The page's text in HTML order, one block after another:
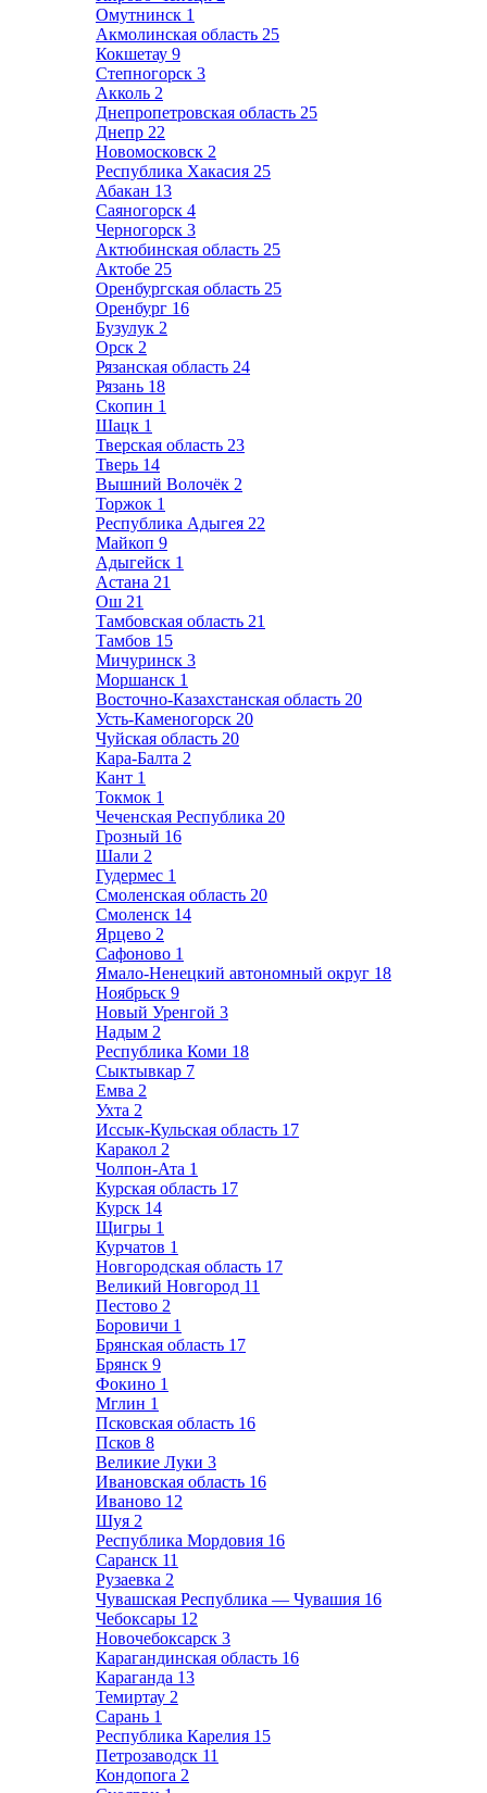
Омутнинск 1
Акмолинская область 25
Кокшетау 9
Степногорск 3
Акколь 2
Днепропетровская область 25
Днепр 22
Новомосковск 2
Республика Хакасия 25
Абакан 13
Саяногорск 4
Черногорск 3
Актюбинская область 25
Актобе 25
Оренбургская область 25
Оренбург 16
Бузулук 2
Орск 2
Рязанская область 24
Рязань 18
Скопин 1
Шацк 1
Тверская область 23
Тверь 14
Вышний Волочёк 2
Торжок 1
Республика Адыгея 22
Майкоп 9
Адыгейск 1
Астана 21
Ош 21
Тамбовская область 21
Тамбов 15
Мичуринск 3
Моршанск 1
Восточно-Казахстанская область 20
Усть-Каменогорск 20
Чуйская область 20
Кара-Балта 2
Кант 1
Токмок 1
Чеченская Республика 20
Грозный 16
Шали 2
Гудермес 1
Смоленская область 20
Смоленск 14
Ярцево 2
Сафоново 1
Ямало-Ненецкий автономный округ 18
Ноябрьск 9
Новый Уренгой 3
Надым 2
Республика Коми 18
Сыктывкар 7
Емва 2
Ухта 2
Иссык-Кульская область 17
Каракол 2
Чолпон-Ата 1
Курская область 17
Курск 14
Щигры 1
Курчатов 1
Новгородская область 17
Великий Новгород 11
Пестово 2
Боровичи 1
Брянская область 17
Брянск 9
Фокино 1
Мглин 1
Псковская область 16
Псков 8
Великие Луки 3
Ивановская область 16
Иваново 12
Шуя 2
Республика Мордовия 16
Саранск 11
Рузаевка 2
Чувашская Республика — Чувашия 16
Чебоксары 12
Новочебоксарск 3
Карагандинская область 16
Караганда 13
Темиртау 2
Сарань 1
Республика Карелия 15
Петрозаводск 11
Кондопога 2